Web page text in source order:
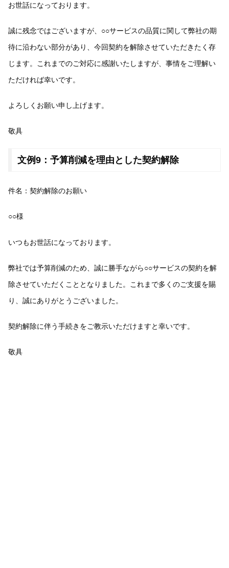
お世話になっております。
誠に残念ではございますが、○○サービスの品質に関して弊社の期
待に沿わない部分があり、今回契約を解除させていただきたく存
じます。これまでのご対応に感謝いたしますが、事情をご理解い
ただければ幸いです。
よろしくお願い申し上げます。
敬具
文例9：予算削減を理由とした契約解除
件名：契約解除のお願い
○○様
いつもお世話になっております。
弊社では予算削減のため、誠に勝手ながら○○サービスの契約を解
除させていただくこととなりました。これまで多くのご支援を賜
り、誠にありがとうございました。
契約解除に伴う手続きをご教示いただけますと幸いです。
敬具